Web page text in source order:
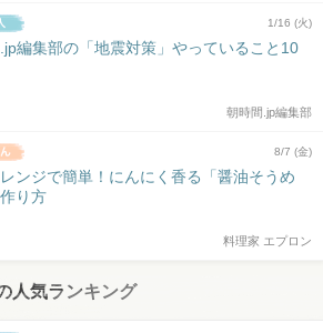
1/16 (火)
編集部の「地震対策」やっていること10
朝時間.jp編集部
8/7 (金)
ンジで簡単！にんにく香る「醤油そうめ
り方
料理家 エプロン
人気ランキング